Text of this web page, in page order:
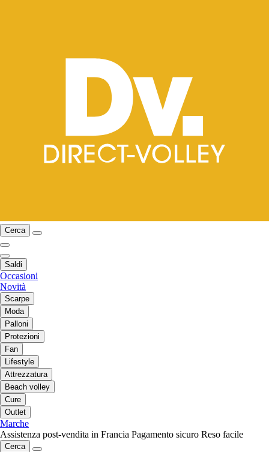
Cerca
Saldi
Occasioni
Novità
Scarpe
Moda
Palloni
Protezioni
Fan
Lifestyle
Attrezzatura
Beach volley
Cure
Outlet
Marche
Assistenza post-vendita in Francia Pagamento sicuro Reso facile
Cerca